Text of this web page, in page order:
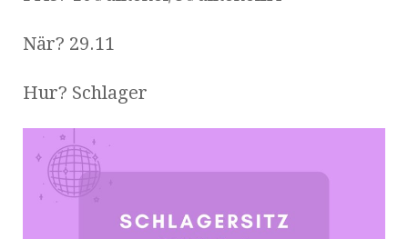
När? 29.11
Hur? Schlager